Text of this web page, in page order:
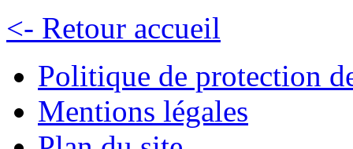
<- Retour accueil
Politique de protection
Mentions légales